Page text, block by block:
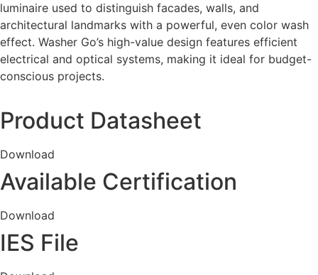
luminaire used to distinguish facades, walls, and
architectural landmarks with a powerful, even color wash
effect. Washer Go’s high-value design features efficient
electrical and optical systems, making it ideal for budget-
conscious projects.
Product Datasheet
Download
Available Certification
Download
IES File